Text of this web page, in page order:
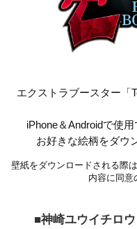
エクストラブースター「
iPhone＆Androidで使
お好きな絵柄をダウ
壁紙をダウンロードされる際は
内容に同意
■神崎ユウイチロ